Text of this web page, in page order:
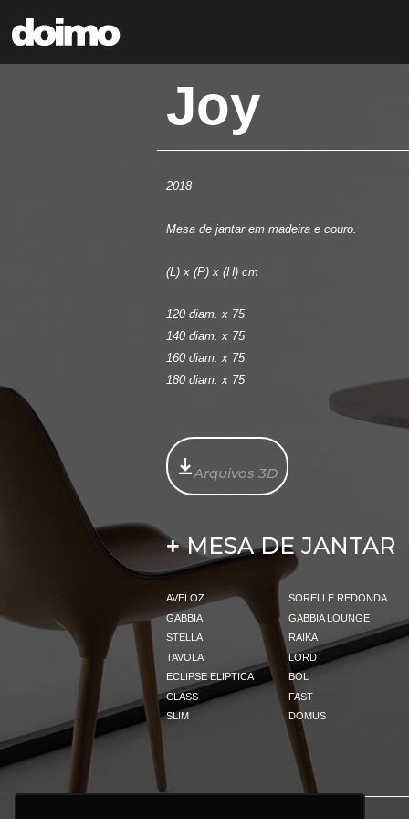
Joy
2018
Mesa de jantar em madeira e couro.
(L) x (P) x (H) cm
120 diam. x 75
140 diam. x 75
160 diam. x 75
180 diam. x 75
Arquivos 3D
+MESA DE JANTAR
AVELOZ SORELLE REDONDA
GABBIA
GABBIA LOUNGE
STELLA
RAIKA
TAVOLA
LORD
ECLIPSE ELIPTICA
BOL
CLASS
FAST
SLIM
DOMUS